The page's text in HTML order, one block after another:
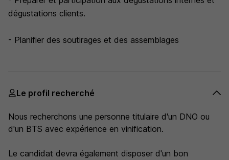
dégustations clients.
- Planifier des soutirages et des assemblages
Le profil recherché
Nous recherchons une personne titulaire d'un DNO ou
d'un BTS avec expérience en vinification.
Le candidat devra également disposer d'un bon